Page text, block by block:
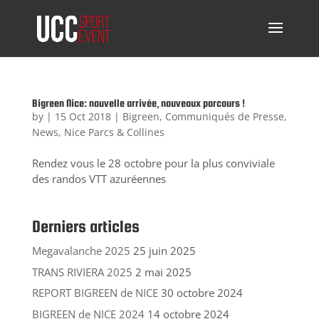
Bigreen Nice: nouvelle arrivée, nouveaux parcours !
by | 15 Oct 2018| Bigreen, Communiqués de Presse,
News, Nice Parcs & Collines
Rendez vous le 28 octobre pour la plus conviviale
des randos VTT azuréennes
Derniers articles
Megavalanche 2025 25 juin 2025
TRANS RIVIERA 2025 2 mai 2025
REPORT BIGREEN de NICE 30 octobre 2024
BIGREEN de NICE 2024 14 octobre 2024